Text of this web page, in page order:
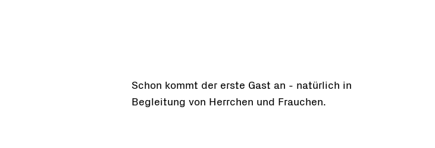
Schon kommt der erste Gast an - natürlich in
Begleitung von Herrchen und Frauchen.